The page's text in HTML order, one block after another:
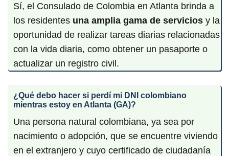
Sí, el Consulado de Colombia en Atlanta brinda a
los residentes una amplia gama de servicios y la
oportunidad de realizar tareas diarias relacionadas
con la vida diaria, como obtener un pasaporte o
actualizar un registro civil.
¿Qué debo hacer si perdí mi DNI colombiano
mientras estoy en Atlanta (GA)?
Una persona natural colombiana, ya sea por
nacimiento o adopción, que se encuentre viviendo
en el extranjero y cuyo certificado de ciudadanía